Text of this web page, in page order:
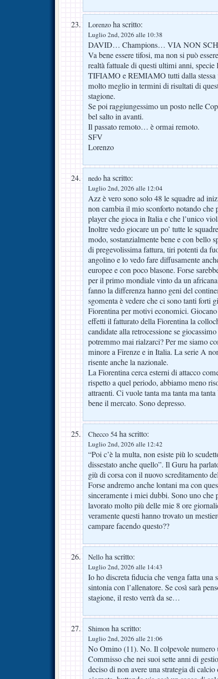
Lorenzo ha scritto:
Luglio 2nd, 2026 alle 10:38
DAVID… Champions… VIA NON
Va bene essere tifosi, ma non si può
realtà fattuale di questi ultimi anni, specie
TIFIAMO e REMIAMO tutti dalla stessa
molto meglio in termini di risultati di
stagione.
Se poi raggiungessimo un posto nelle
bel salto in avanti.
Il passato remoto… è ormai remoto.
SFV
Lorenzo
nedo ha scritto:
Luglio 2nd, 2026 alle 12:04
Azz è vero sono solo 48 le squadre ad
non cambia il mio sconforto notando che
player che gioca in Italia e che l’unico
Inoltre vedo giocare un po’ tutte le
modo, sostanzialmente bene e con bello
di pregevolissima fattura, tiri potenti da
angolino e lo vedo fare diffusamente
europee e con poco blasone. Forse
per il primo mondiale vinto da un
fanno la differenza hanno geni del
sgomenta è vedere che ci sono tanti forti
Fiorentina per motivi economici.
effetti il fatturato della Fiorentina la
candidate alla retrocessione se
potremmo mai rialzarci? Per me siamo
minore a Firenze e in Italia. La serie A
risente anche la nazionale.
La Fiorentina cerca esterni di attacco
rispetto a quel periodo, abbiamo meno
attraenti. Ci vuole tanta ma tanta ma
bene il mercato. Sono depresso.
Checco 54 ha scritto:
Luglio 2nd, 2026 alle 12:42
“Poi c’è la multa, non esiste più lo
dissestato anche quello”. Il Guru ha
giù di corsa con il nuovo screditamento
Forse andremo anche lontani ma con
sinceramente i miei dubbi. Sono uno che
lavorato molto più delle mie 8 ore
veramente questi hanno trovato un
campare facendo questo??
Nello ha scritto:
Luglio 2nd, 2026 alle 14:43
Io ho discreta fiducia che venga fatta una
sintonia con l’allenatore. Se così sarà
stagione, il resto verrà da se…
Shimon ha scritto:
Luglio 2nd, 2026 alle 21:06
No Omino (11). No. Il colpevole numero
Commisso che nei suoi sette anni di
deciso di non avere una strategia di